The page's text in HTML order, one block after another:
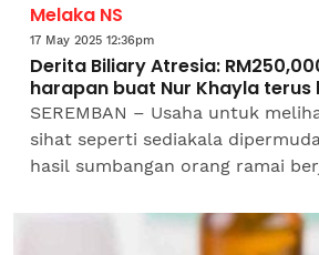
Melaka NS
17 May 2025 12:36pm
Derita Biliary Atresia:
harapan buat Nur Khayla terus
SEREMBAN – Usaha untuk
sihat seperti sediakala
hasil sumbangan orang ramai
Azzahra Mohamed Khairul